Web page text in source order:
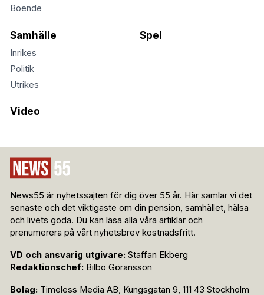
Boende
Samhälle
Inrikes
Politik
Utrikes
Spel
Video
News55 är nyhetssajten för dig över 55 år. Här samlar vi det
senaste och det viktigaste om din pension, samhället, hälsa
och livets goda. Du kan läsa alla våra artiklar och
prenumerera på vårt nyhetsbrev kostnadsfritt.
VD och ansvarig utgivare: Staffan Ekberg
Redaktionschef: Bilbo Göransson
Bolag: Timeless Media AB, Kungsgatan 9, 111 43 Stockholm